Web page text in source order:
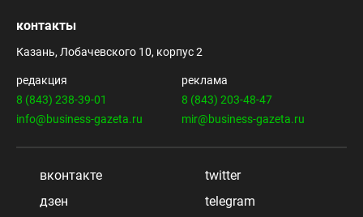
контакты
Казань, Лобачевского 10, корпус 2
редакция
8 (843) 238-39-01
info@business-gazeta.ru
реклама
8 (843) 203-48-47
mir@business-gazeta.ru
вконтакте
twitter
дзен
telegram